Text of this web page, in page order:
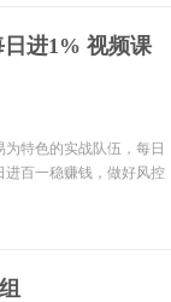
进1% 视频课
特色的实战队伍，每日
进百一稳赚钱，做好风控